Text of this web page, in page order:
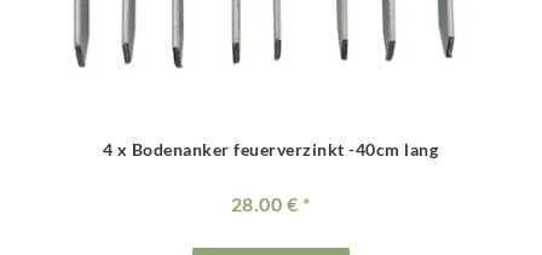
4 x Bodenanker feuerverzinkt -40cm lang
28.00 €